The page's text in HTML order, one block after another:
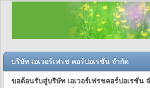
บริษัท เอเวอร์เฟรช คอร์ปอเรชั่น จำกัด
ขอต้อนรับสู่บริษัท เอเวอร์เฟรชคอร์ปอเรชั่น